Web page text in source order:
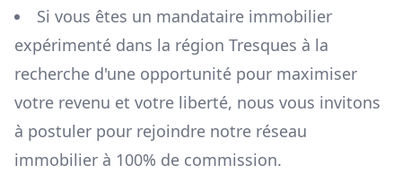
Si vous êtes un mandataire immobilier
expérimenté dans la région Tresques à la
recherche d'une opportunité pour maximiser
votre revenu et votre liberté, nous vous invitons
à postuler pour rejoindre notre réseau
immobilier à 100% de commission.